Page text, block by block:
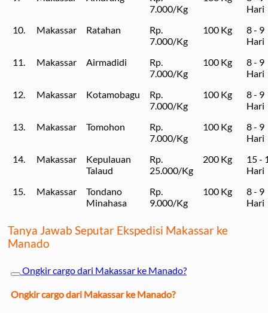
7.000/Kg
Hari
10.
Makassar Ratahan
Rp.
7.000/Kg
100 Kg
8 - 9
Hari
11.
Makassar Airmadidi
Rp.
7.000/Kg
100 Kg
8 - 9
Hari
12.
Makassar Kotamobagu
Rp.
7.000/Kg
100 Kg
8 - 9
Hari
13.
Makassar Tomohon
Rp.
7.000/Kg
100 Kg
8 - 9
Hari
14.
Makassar
Kepulauan
Talaud
Rp.
25.000/Kg
200 Kg
15 -
Hari
15.
Makassar
Tondano
Minahasa
Rp.
9.000/Kg
100 Kg
8 - 9
Hari
Tanya Jawab Seputar Ekspedisi Makassar ke
Manado
Ongkir cargo dari Makassar ke Manado?
Ongkir cargo dari Makassar ke Manado?